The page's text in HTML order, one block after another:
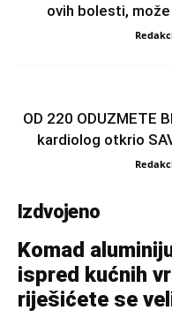
ovih bolesti,
OD 220 ODUZMETE
kardiolog otkrio
Izdvojeno
Komad
ispred kućnih
riješićete se